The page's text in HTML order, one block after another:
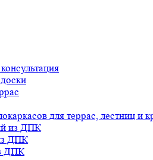
для террас, лестниц и
из ДПК
ДПК
ДПК